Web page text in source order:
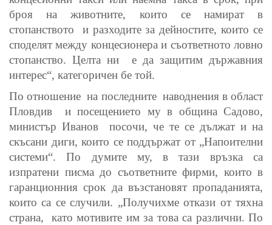
броя на животните, които се намират в
стопанството
и разходите за дейностите, които се
споделят между концесионера и съответното ловно
стопанство. Целта ни
е да защитим държавния
интерес“, категоричен бе той.
По отношение на последните наводнения в област
Пловдив
и посещението му в община Садово,
министър Иванов
посочи, че те се дължат и на
скъсани диги, които се поддържат от „Напоителни
системи“. По думите му, в тази връзка са
изпратени писма до съответните фирми, които в
гаранционния срок да възстановят пропаданията,
които са се случили. „Получихме откази от тяхна
страна,
като мотивите им за това са различни. По